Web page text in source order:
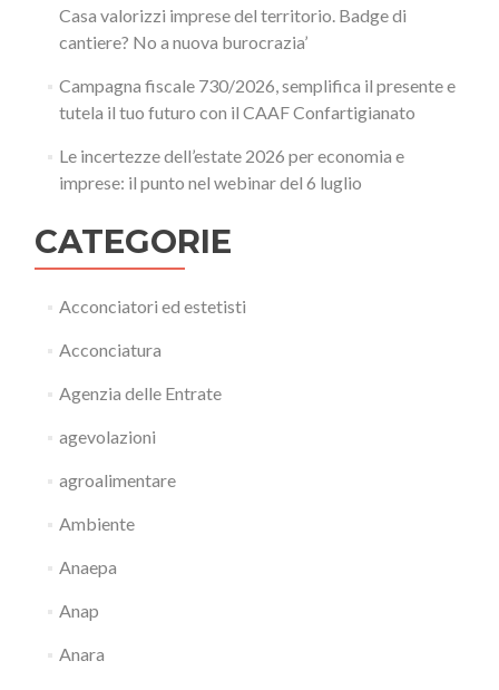
Casa valorizzi imprese del territorio. Badge di
cantiere? No a nuova burocrazia’
Campagna fiscale 730/2026, semplifica il presente e
tutela il tuo futuro con il CAAF Confartigianato
Le incertezze dell’estate 2026 per economia e
imprese: il punto nel webinar del 6 luglio
CATEGORIE
Acconciatori ed estetisti
Acconciatura
Agenzia delle Entrate
agevolazioni
agroalimentare
Ambiente
Anaepa
Anap
Anara